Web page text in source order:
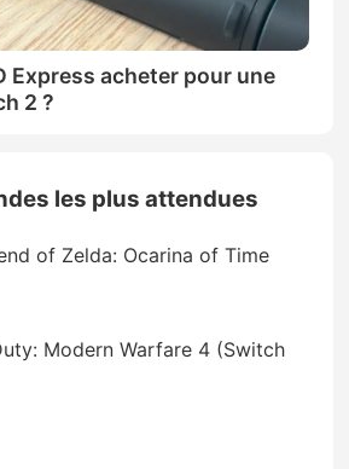
Express acheter pour une
2 ?
les plus attendues
of Zelda: Ocarina of Time
Modern Warfare 4 (Switch